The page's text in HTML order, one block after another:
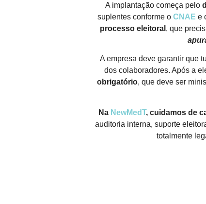
A implantação começa pelo
suplentes conforme o CNAE e
processo eleitoral , que
A empresa deve garantir que
dos colaboradores. Após a
obrigatório, que deve ser
Na NewMedT, cuidamos de
auditoria interna, suporte
totalmente